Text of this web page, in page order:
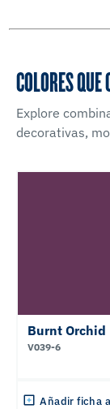
COLORES
Explore
decorativas,
Burnt Orchid
V039-6
Añadir ficha